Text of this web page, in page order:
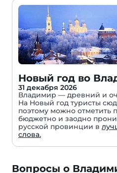
Новый год во
31 декабря 2026
Владимир — древний и
На Новый год туристы
поэтому можно отметить
бюджетно и заодно
русской провинции в
слова.
Вопросы о